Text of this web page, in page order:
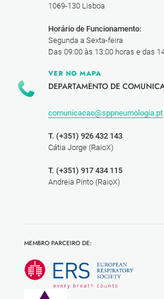
1069-130 Lisboa
Horário de Funcionamento:
Segunda a Sexta-feira
Das 09:00 às 13:00 horas e das
VER NO MAPA
DEPARTAMENTO DE
comunicacao@sppneumologia.pt
T. (+351) 926 432 143
Cátia Jorge (RaioX)
T. (+351) 917 434 115
Andreia Pinto (RaioX)
MEMBRO PARCEIRO DE: